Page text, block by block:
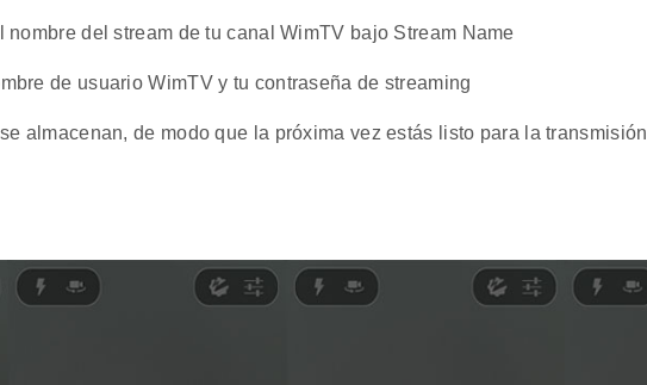
del stream de tu canal WimTV bajo Stream Name
de usuario WimTV y tu contraseña de streaming
almacenan, de modo que la próxima vez estás listo para la transmisión